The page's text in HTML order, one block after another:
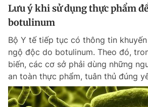
Lưu ý khi sử dụng thực phẩm
botulinum
Bộ Y tế tiếp tục có thông tin
ngộ độc do botulinum. Theo đó,
biến, các cơ sở phải dùng những
an toàn thực phẩm, tuân thủ đúng